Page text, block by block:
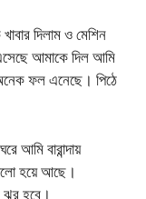
দিলাম ও মেশিন
আমাকে দিল আমি
ফল এনেছে। পিঠে
আমি বারান্দায়
হয়ে আছে।
ঝর হবে।